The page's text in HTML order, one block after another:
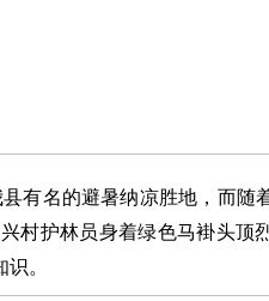
有名的避暑纳凉胜地，而随
村护林员身着绿色马褂头顶
。